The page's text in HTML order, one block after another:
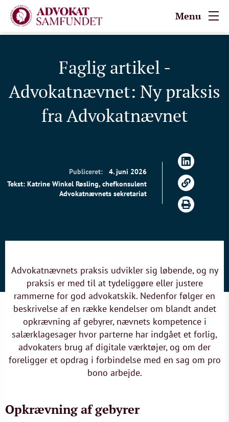
Menu
Faglig artikel -
Advokatnævnet: Ny praksis
fra Advokatnævnet
Publiceret:
4. juni 2026
Tekst: Katrine Winkel Røsling, chefkonsulent
Advokatnævnets sekretariat
Advokatnævnets praksis udvikler sig løbende, og ny
praksis er med til at tydeliggøre eller justere
rammerne for god advokatskik. Nedenfor følger en
beskrivelse af en række kendelser om blandt andet
opkrævning af gebyrer, nævnets kompetence i
salærklagesager hvor parterne har indgået et forlig,
advokaters brug af digitale værktøjer, og om der
foreligger et opdrag i forbindelse med en sag om pro
bono arbejde.
Opkrævning af gebyrer